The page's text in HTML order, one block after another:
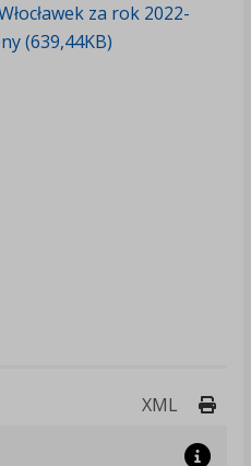
za rok 2022-
(639,44KB)
XML